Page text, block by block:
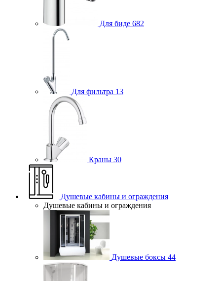
Для биде 682
Для фильтра 13
Краны 30
Душевые кабины и ограждения
Душевые кабины и ограждения
Душевые боксы 44